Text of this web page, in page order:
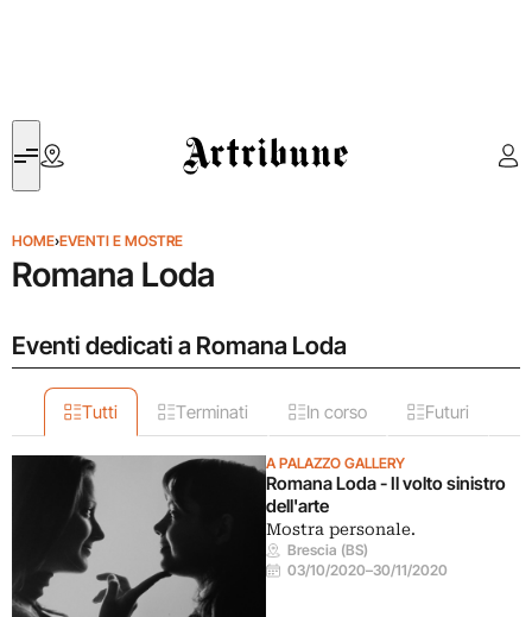
Artribune
HOME›EVENTI E MOSTRE
Romana Loda
Eventi dedicati a Romana Loda
Tutti Terminati In corso Futuri
A PALAZZO GALLERY
Romana Loda - Il volto sinistro
dell'arte
Mostra personale.
Brescia (BS)
03/10/2020–30/11/2020